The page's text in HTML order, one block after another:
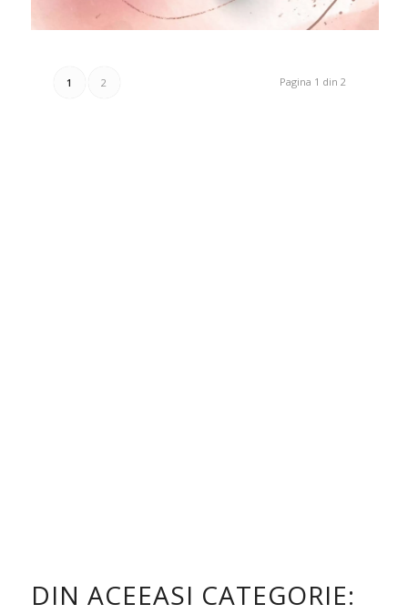
Pagina 1 din 2
1 2
DIN ACEEASI CATEGORIE: